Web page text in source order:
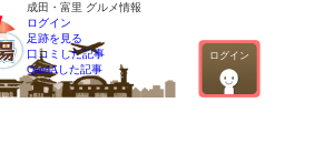
成田・富里 グルメ情報
ログイン
ログイン
足跡を見る
口コミした記事
QandAした記事